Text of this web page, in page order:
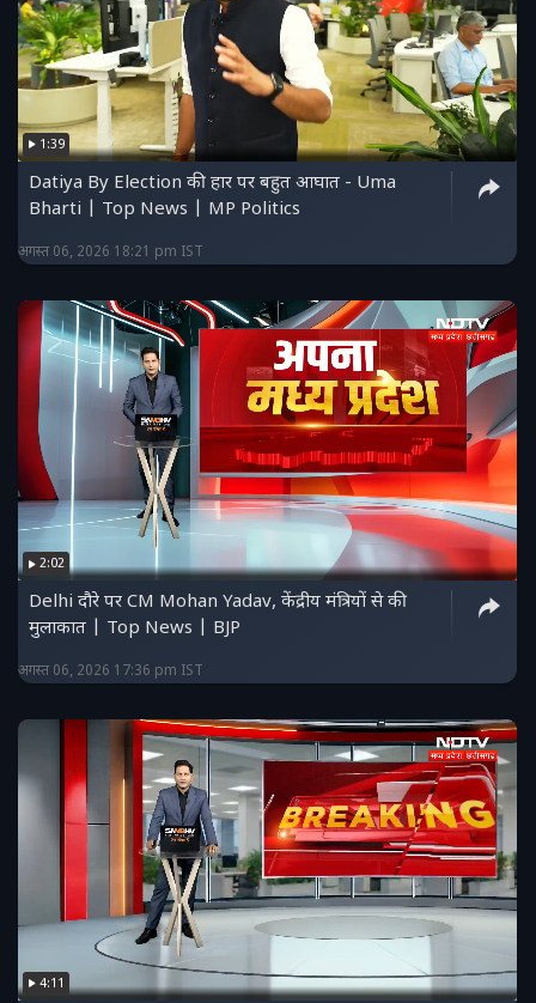
1:39
Datiya By Election की हार पर बहुत आघात - Uma
Bharti | Top News | MP Politics
अगस्त 06, 2026 18:21 pm IST
2:02
Delhi दौरे पर CM Mohan Yadav, केंद्रीय मंत्रियों से की
मुलाकात | Top News | BJP
अगस्त 06, 2026 17:36 pm IST
4:11